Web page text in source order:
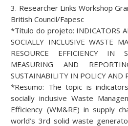
3. Researcher Links Workshop
British Council/Fapesc
*Título do projeto: INDICATORS
SOCIALLY INCLUSIVE WASTE
RESOURCE EFFICIENCY IN
MEASURING AND
SUSTAINABILITY IN POLICY AND
*Resumo: The topic is
socially inclusive Waste
Efficiency (WM&RE) in supply
world’s 3rd solid waste